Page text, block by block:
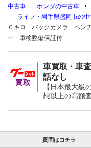
中古車 ホンダの中古車
ライフ・岩手県盛岡市の
０キロ バックカメラ ベン
ー 車検整備保証付
車買取・車
話なし
【日本最大級
想以上の高額
質問はコチラ